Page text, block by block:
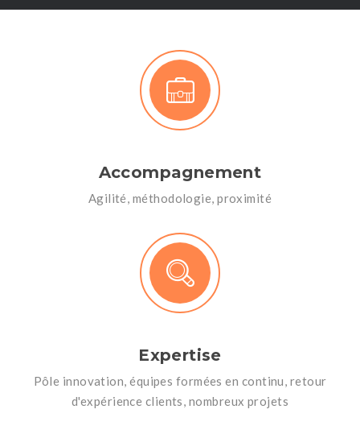
Accompagnement
Agilité, méthodologie, proximité
Expertise
Pôle innovation, équipes formées en continu, retour
d'expérience clients, nombreux projets